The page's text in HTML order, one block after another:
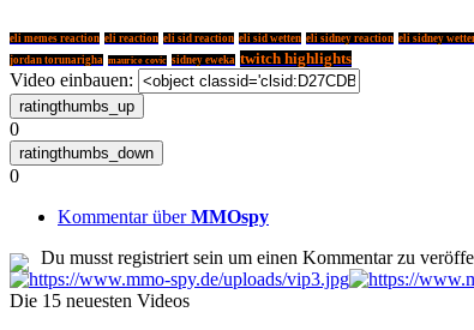
eli memes reaction eli reaction eli sid reaction eli sid wetten eli sidney reaction eli sidney
jordan torunarigha maurice covic sidney eweka twitch highlights
Video einbauen:
0
0
Kommentar überMMOspy
Du musst registriert sein um einen Kommentar zu
Die 15 neuesten Videos